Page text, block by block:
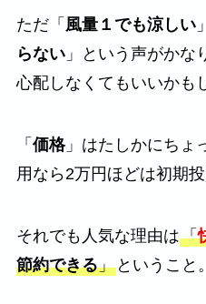
ただ「 風量１でも涼しい
らない」という声がかな
心配しなくてもいいかも
「 価格」はたしかにちょ
用なら2万円ほどは初期投
それでも人気な理由は「
節約できる」ということ。